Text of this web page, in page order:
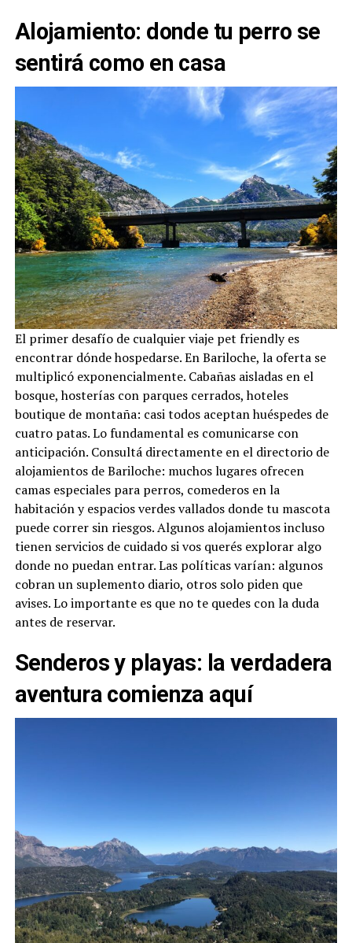
Alojamiento: donde tu perro se
sentirá como en casa
El primer desafío de cualquier viaje pet friendly es
encontrar dónde hospedarse. En Bariloche, la oferta se
multiplicó exponencialmente. Cabañas aisladas en el
bosque, hosterías con parques cerrados, hoteles
boutique de montaña: casi todos aceptan huéspedes de
cuatro patas. Lo fundamental es comunicarse con
anticipación. Consultá directamente en el directorio de
alojamientos de Bariloche: muchos lugares ofrecen
camas especiales para perros, comederos en la
habitación y espacios verdes vallados donde tu mascota
puede correr sin riesgos. Algunos alojamientos incluso
tienen servicios de cuidado si vos querés explorar algo
donde no puedan entrar. Las políticas varían: algunos
cobran un suplemento diario, otros solo piden que
avises. Lo importante es que no te quedes con la duda
antes de reservar.
Senderos y playas: la verdadera
aventura comienza aquí